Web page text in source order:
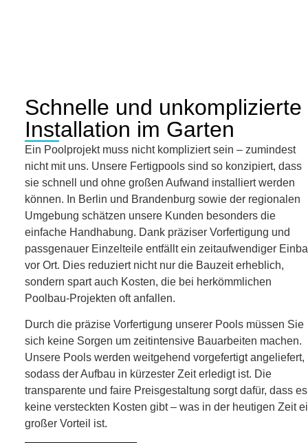
Schnelle und unkomplizierte
Installation im Garten
Ein Poolprojekt muss nicht kompliziert sein – zumindest
nicht mit uns. Unsere Fertigpools sind so konzipiert, dass
sie schnell und ohne großen Aufwand installiert werden
können. In Berlin und Brandenburg sowie der regionalen
Umgebung schätzen unsere Kunden besonders die
einfache Handhabung. Dank präziser Vorfertigung und
passgenauer Einzelteile entfällt ein zeitaufwendiger
vor Ort. Dies reduziert nicht nur die Bauzeit erheblich,
sondern spart auch Kosten, die bei herkömmlichen
Poolbau-Projekten oft anfallen.
Durch die präzise Vorfertigung unserer Pools müssen Sie
sich keine Sorgen um zeitintensive Bauarbeiten machen.
Unsere Pools werden weitgehend vorgefertigt angeliefert,
sodass der Aufbau in kürzester Zeit erledigt ist. Die
transparente und faire Preisgestaltung sorgt dafür, dass es
keine versteckten Kosten gibt – was in der heutigen Zeit
großer Vorteil ist.